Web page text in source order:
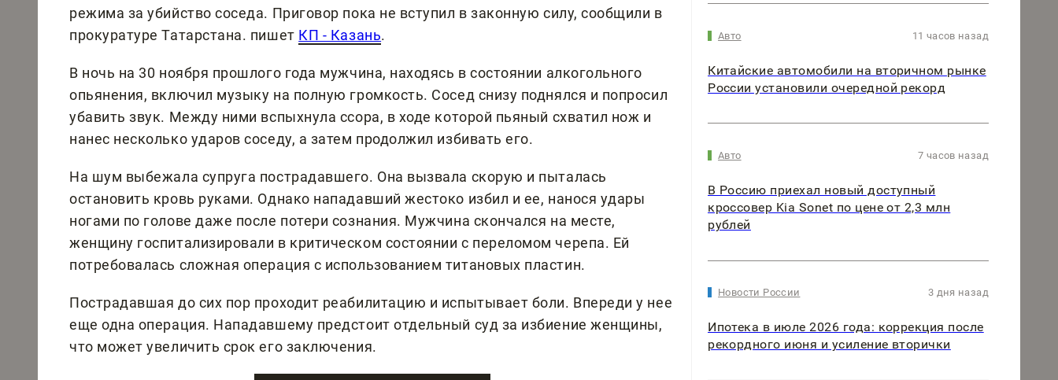
режима за убийство соседа. Приговор пока не вступил в законную силу, сообщили в
прокуратуре Татарстана. пишет КП - Казань.
В ночь на 30 ноября прошлого года мужчина, находясь в состоянии алкогольного
опьянения, включил музыку на полную громкость. Сосед снизу поднялся и попросил
убавить звук. Между ними вспыхнула ссора, в ходе которой пьяный схватил нож и
нанес несколько ударов соседу, а затем продолжил избивать его.
На шум выбежала супруга пострадавшего. Она вызвала скорую и пыталась
остановить кровь руками. Однако нападавший жестоко избил и ее, нанося удары
ногами по голове даже после потери сознания. Мужчина скончался на месте,
женщину госпитализировали в критическом состоянии с переломом черепа. Ей
потребовалась сложная операция с использованием титановых пластин.
Пострадавшая до сих пор проходит реабилитацию и испытывает боли. Впереди у нее
еще одна операция. Нападавшему предстоит отдельный суд за избиение женщины,
что может увеличить срок его заключения.
Авто 11 часов назад
Китайские автомобили на вторичном рынке
России установили очередной рекорд
Авто 7 часов назад
В Россию приехал новый доступный
кроссовер Kia Sonet по цене от 2,3 млн
рублей
Новости России 3 дня назад
Ипотека в июле 2026 года: коррекция после
рекордного июня и усиление вторички